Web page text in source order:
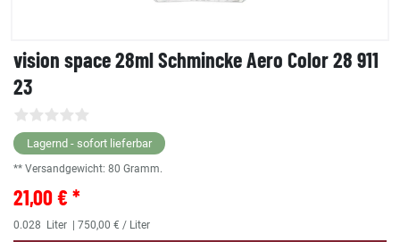
vision space 28ml Schmincke Aero Color 28 911
23
Lagernd - sofort lieferbar
** Versandgewicht: 80 Gramm.
21,00 € *
0.028 Liter | 750,00 € / Liter